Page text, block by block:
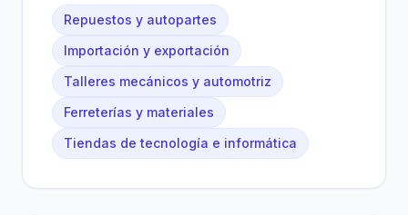
Repuestos y autopartes
Importación y exportación
Talleres mecánicos y automotriz
Ferreterías y materiales
Tiendas de tecnología e informática